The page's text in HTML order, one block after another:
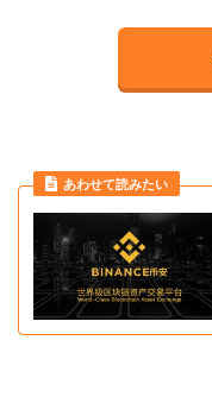
あわせて読みたい